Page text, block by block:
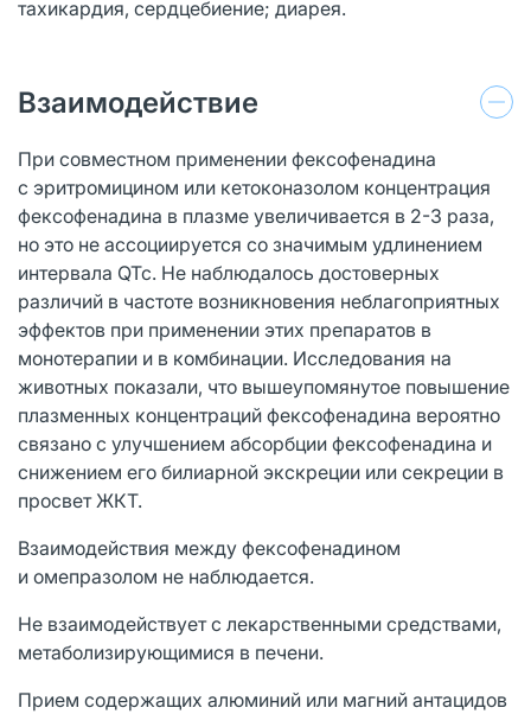
тахикардия, сердцебиение; диарея.
Взаимодействие
При совместном применении фексофенадина
с эритромицином или кетоконазолом концентрация
фексофенадина в плазме увеличивается в 2-3 раза,
но это не ассоциируется со значимым удлинением
интервала QTc. Не наблюдалось достоверных
различий в частоте возникновения неблагоприятных
эффектов при применении этих препаратов в
монотерапии и в комбинации. Исследования на
животных показали, что вышеупомянутое повышение
плазменных концентраций фексофенадина вероятно
связано с улучшением абсорбции фексофенадина и
снижением его билиарной экскреции или секреции в
просвет ЖКТ.
Взаимодействия между фексофенадином
и омепразолом не наблюдается.
Не взаимодействует с лекарственными средствами,
метаболизирующимися в печени.
Прием содержащих алюминий или магний антацидов